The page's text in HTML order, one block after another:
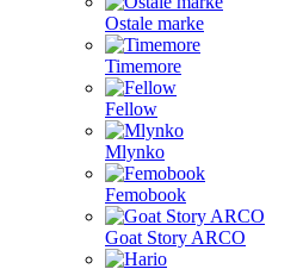
Ostale marke
Timemore
Fellow
Mlynko
Femobook
Goat Story ARCO